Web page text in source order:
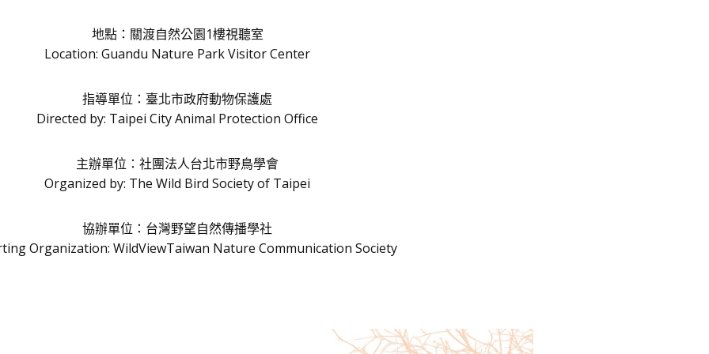
地點：關渡自然公園1樓視聽室
Location: Guandu Nature Park Visitor Center
指導單位：臺北市政府動物保護處
Directed by: Taipei City Animal Protection Office
主辦單位：社團法人台北市野鳥學會
Organized by: The Wild Bird Society of Taipei
協辦單位：台灣野望自然傳播學社
Organization: WildViewTaiwan Nature Communication Society